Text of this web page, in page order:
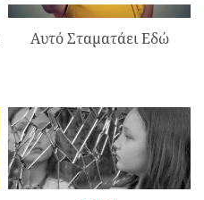
Αυτό Σταματάει Εδώ